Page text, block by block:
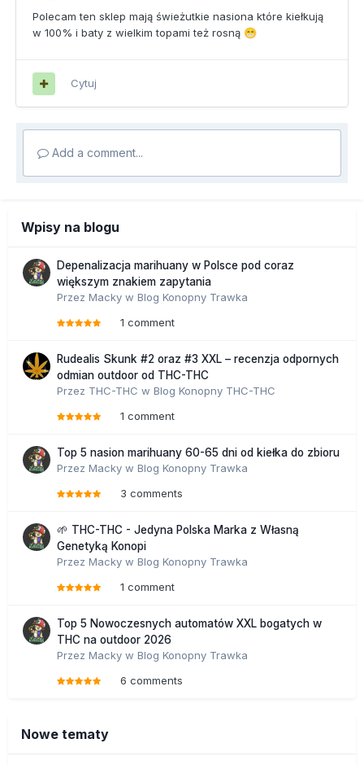
Polecam ten sklep mają świeżutkie nasiona które kiełkują
w 100% i baty z wielkim topami też rosną 😁
Cytuj
Add a comment...
Wpisy na blogu
Depenalizacja marihuany w Polsce pod coraz
większym znakiem zapytania
Przez Macky w Blog Konopny Trawka
1 comment
Rudealis Skunk #2 oraz #3 XXL – recenzja odpornych
odmian outdoor od THC-THC
Przez THC-THC w Blog Konopny THC-THC
1 comment
Top 5 nasion marihuany 60-65 dni od kiełka do zbioru
Przez Macky w Blog Konopny Trawka
3 comments
🌱 THC-THC - Jedyna Polska Marka z Własną
Genetyką Konopi
Przez Macky w Blog Konopny Trawka
1 comment
Top 5 Nowoczesnych automatów XXL bogatych w
THC na outdoor 2026
Przez Macky w Blog Konopny Trawka
6 comments
Nowe tematy